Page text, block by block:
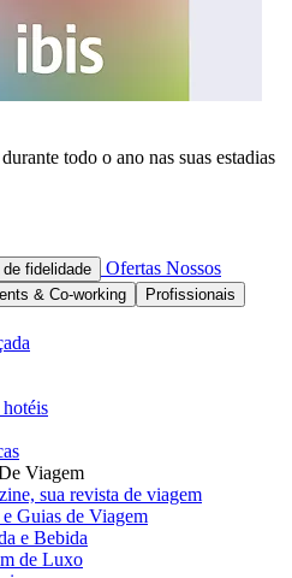
durante todo o ano nas suas estadias
de fidelidade Ofertas Nossos
& Co-working
Profissionais
Viagem
sua revista de viagem
Guias de Viagem
e Bebida
de Luxo